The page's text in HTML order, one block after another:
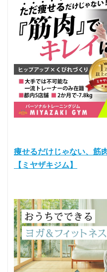
痩せるだけじゃない、筋
【ミヤザキジム】